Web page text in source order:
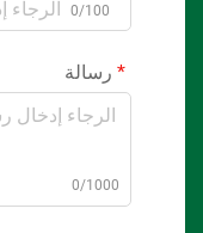
0/100
رسالة
0/1000